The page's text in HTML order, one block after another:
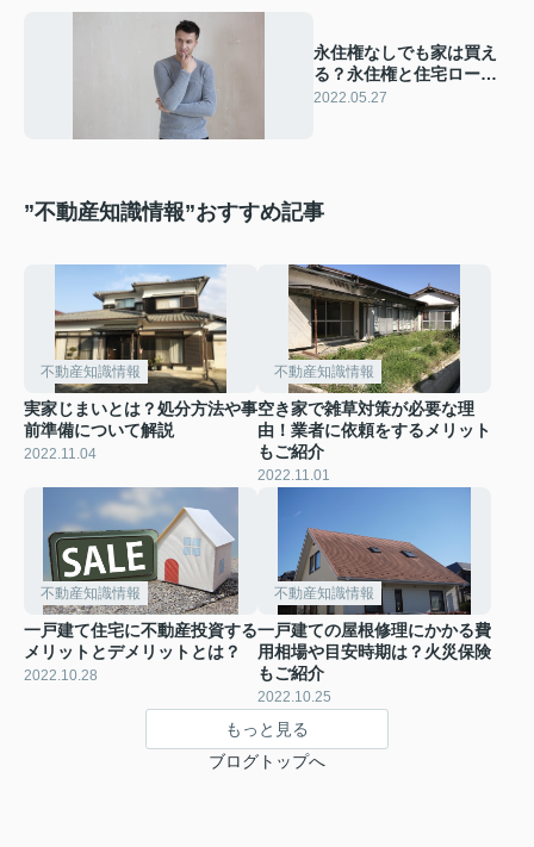
永住権なしでも家は買え
る？永住権と住宅ローン
の関係について解説
2022.05.27
”不動産知識情報”おすすめ記事
不動産知識情報
実家じまいとは？処分方法や事
前準備について解説
2022.11.04
不動産知識情報
空き家で雑草対策が必要な理
由！業者に依頼をするメリット
もご紹介
2022.11.01
不動産知識情報
一戸建て住宅に不動産投資する
メリットとデメリットとは？
2022.10.28
不動産知識情報
一戸建ての屋根修理にかかる費
用相場や目安時期は？火災保険
もご紹介
2022.10.25
もっと見る
ブログトップへ